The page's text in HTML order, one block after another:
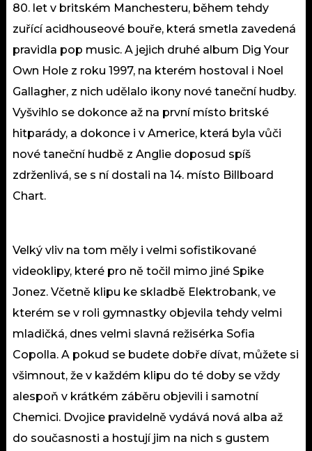
80. let v britském Manchesteru, během tehdy
zuřící acidhouseové bouře, která smetla zavedená
pravidla pop music. A jejich druhé album Dig Your
Own Hole z roku 1997, na kterém hostoval i Noel
Gallagher, z nich udělalo ikony nové taneční hudby.
Vyšvihlo se dokonce až na první místo britské
hitparády, a dokonce i v Americe, která byla vůči
nové taneční hudbě z Anglie doposud spíš
zdrženlivá, se s ní dostali na 14. místo Billboard
Chart.
Velký vliv na tom měly i velmi sofistikované
videoklipy, které pro ně točil mimo jiné Spike
Jonez. Včetně klipu ke skladbě Elektrobank, ve
kterém se v roli gymnastky objevila tehdy velmi
mladičká, dnes velmi slavná režisérka Sofia
Copolla. A pokud se budete dobře dívat, můžete si
všimnout, že v každém klipu do té doby se vždy
alespoň v krátkém záběru objevili i samotní
Chemici. Dvojice pravidelně vydává nová alba až
do současnosti a hostují jim na nich s gustem